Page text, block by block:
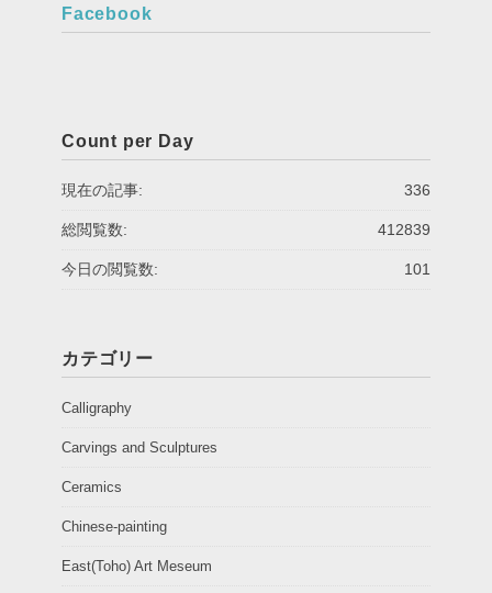
Facebook
Count per Day
336
現在の記事:
412839
総閲覧数:
101
今日の閲覧数:
カテゴリー
Calligraphy
Carvings and Sculptures
Ceramics
Chinese-painting
East(Toho) Art Meseum